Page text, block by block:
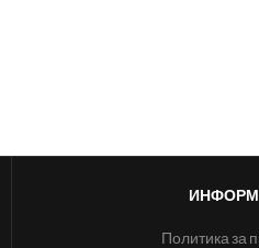
Политика за